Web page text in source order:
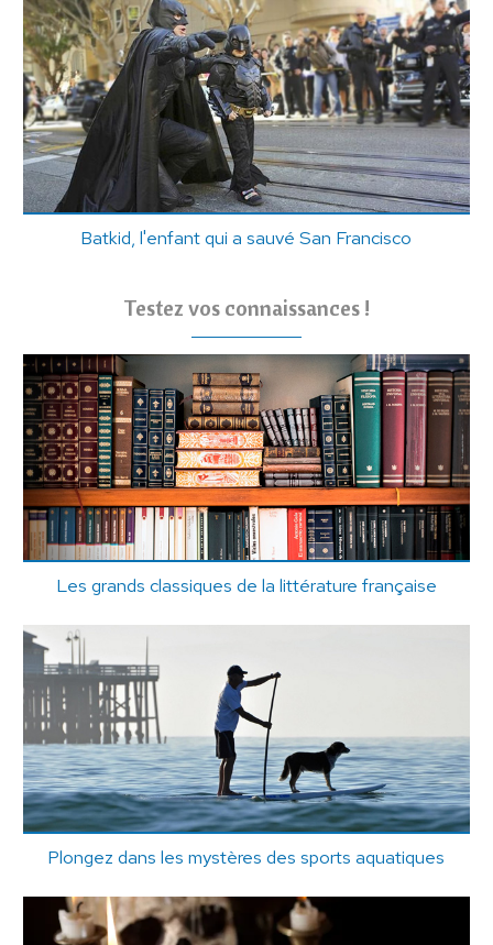
Batkid, l'enfant qui a sauvé San Francisco
Testez vos connaissances !
Les grands classiques de la littérature française
Plongez dans les mystères des sports aquatiques